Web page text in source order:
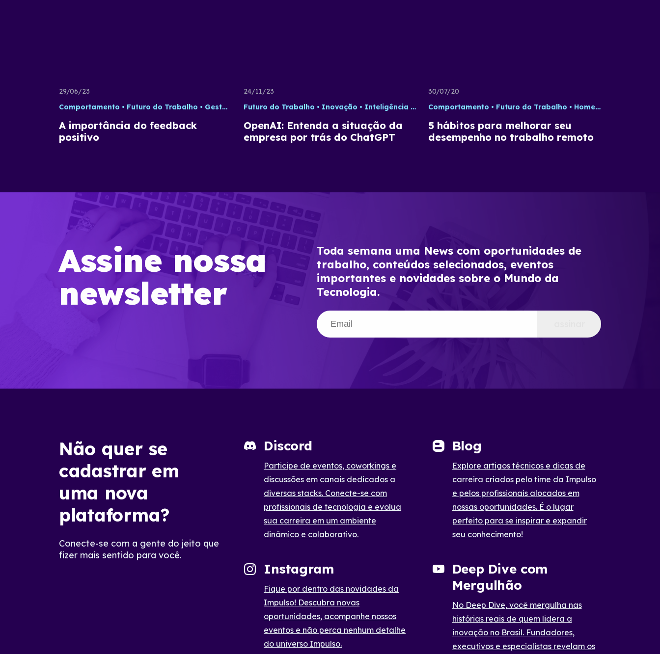
29/06/23
Comportamento
Futuro do Trabalho Gestão Gestão de Times
A importância do feedback
positivo
24/11/23
Futuro do Trabalho
Inovação Inteligência Artificial Tecnologia
OpenAI: Entenda a situação da
empresa por trás do ChatGPT
30/07/20
Comportamento
Futuro do Trabalho Home Office
5 hábitos para melhorar seu
desempenho no trabalho remoto
Assine nossa
newsletter
Toda semana uma News com oportunidades de
trabalho, conteúdos selecionados, eventos
importantes e novidades sobre o Mundo da
Tecnologia.
Não quer se
cadastrar em
uma nova
plataforma?
Conecte-se com a gente do jeito que
fizer mais sentido para você.
Discord
Participe de eventos, coworkings e
discussões em canais dedicados a
diversas stacks. Conecte-se com
profissionais de tecnologia e evolua
sua carreira em um ambiente
dinâmico e colaborativo.
Blog
Explore artigos técnicos e dicas de
carreira criados pelo time da Impulso
e pelos profissionais alocados em
nossas oportunidades. É o lugar
perfeito para se inspirar e expandir
seu conhecimento!
Instagram
Fique por dentro das novidades da
Impulso! Descubra novas
oportunidades, acompanhe nossos
eventos e não perca nenhum detalhe
do universo Impulso.
Deep Dive com
Mergulhão
No Deep Dive, você mergulha nas
histórias reais de quem lidera a
inovação no Brasil. Fundadores,
executivos e especialistas revelam os